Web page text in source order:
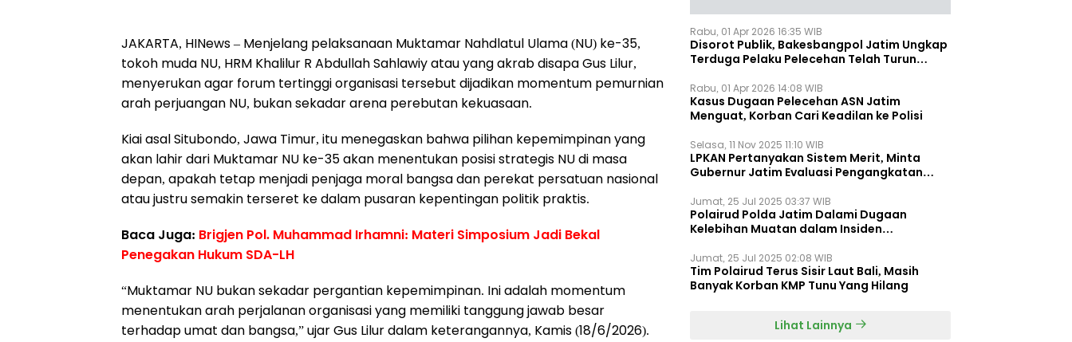
JAKARTA, HINews – Menjelang pelaksanaan Muktamar Nahdlatul Ulama (NU) ke-35,
tokoh muda NU, HRM Khalilur R Abdullah Sahlawiy atau yang akrab disapa Gus Lilur,
menyerukan agar forum tertinggi organisasi tersebut dijadikan momentum pemurnian
arah perjuangan NU, bukan sekadar arena perebutan kekuasaan.
Kiai asal Situbondo, Jawa Timur, itu menegaskan bahwa pilihan kepemimpinan yang
akan lahir dari Muktamar NU ke-35 akan menentukan posisi strategis NU di masa
depan, apakah tetap menjadi penjaga moral bangsa dan perekat persatuan nasional
atau justru semakin terseret ke dalam pusaran kepentingan politik praktis.
Baca Juga: Brigjen Pol. Muhammad Irhamni: Materi Simposium Jadi Bekal
Penegakan Hukum SDA-LH
“Muktamar NU bukan sekadar pergantian kepemimpinan. Ini adalah momentum
menentukan arah perjalanan organisasi yang memiliki tanggung jawab besar
terhadap umat dan bangsa,” ujar Gus Lilur dalam keterangannya, Kamis (18/6/2026).
Rabu, 01 Apr 2026 16:35 WIB
Disorot Publik, Bakesbangpol Jatim Ungkap
Terduga Pelaku Pelecehan Telah Turun
Rabu, 01 Apr 2026 14:08 WIB
Kasus Dugaan Pelecehan ASN Jatim
Menguat, Korban Cari Keadilan ke Polisi
Selasa, 11 Nov 2025 11:10 WIB
LPKAN Pertanyakan Sistem Merit, Minta
Gubernur Jatim Evaluasi Pengangkatan
Jumat, 25 Jul 2025 03:37 WIB
Polairud Polda Jatim Dalami Dugaan
Kelebihan Muatan dalam Insiden
Jumat, 25 Jul 2025 02:08 WIB
Tim Polairud Terus Sisir Laut Bali, Masih
Banyak Korban KMP Tunu Yang Hilang
Lihat Lainnya